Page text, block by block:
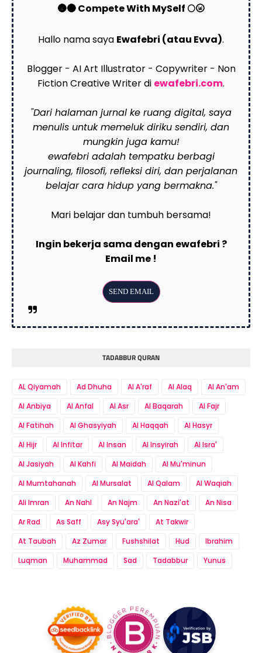
🌚🌑 Compete With MySelf 🌕🌝
Hallo nama saya Ewafebri (atau Evva).
Blogger - AI Art Illustrator - Copywriter - Non
Fiction Creative Writer di ewafebri.com.
"Dari halaman jurnal ke ruang digital, saya
menulis untuk memeluk diriku sendiri, dan
mungkin juga kamu!
ewafebri adalah tempatku berbagi
journaling, filosofi, refleksi diri, dan perjalanan
belajar cara hidup yang bermakna."
Mari belajar dan tumbuh bersama!
Ingin bekerja sama dengan ewafebri ?
Email me !
TADABBUR QURAN
AL Qiyamah Ad Dhuha Al A'raf Al Alaq
Al An'am
Al Anbiya
Al Anfal Al Asr Al Baqarah
Al Fajr
Al Fatihah
Al Ghasyiyah Al Haqqah
Al Hasyr
Al Hijr
Al Infitar Al Insan Al Insyirah
Al Isra'
Al Jasiyah
Al Kahfi Al Maidah
Al Mu'minun
Al Mumtahanah
Al Mursalat Al Qalam
Al Waqiah
Ali Imran
An Nahl An Najm An Nazi'at
An Nisa
Ar Rad
As Saff Asy Syu'ara'
At Takwir
At Taubah
Az Zumar Fushshilat Hud
Ibrahim
Luqman
Muhammad Sad Tadabbur Yunus